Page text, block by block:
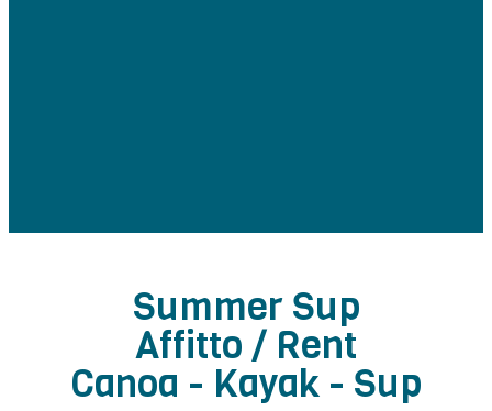
Summer Sup
Affitto / Rent
Canoa - Kayak - Sup